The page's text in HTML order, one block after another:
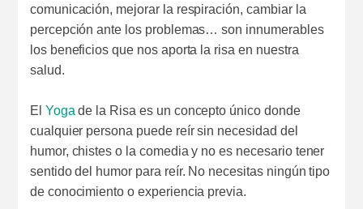
comunicación, mejorar la respiración, cambiar la
percepción ante los problemas… son innumerables
los beneficios que nos aporta la risa en nuestra
salud.
El Yoga de la Risa es un concepto único donde
cualquier persona puede reír sin necesidad del
humor, chistes o la comedia y no es necesario tener
sentido del humor para reír. No necesitas ningún tipo
de conocimiento o experiencia previa.